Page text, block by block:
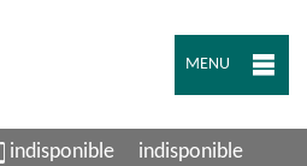
MENU
indisponible indisponible